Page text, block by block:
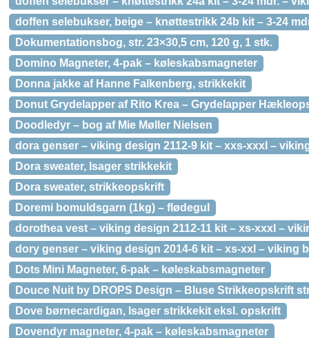
doffen selebukser, beige – knøttestrikk 24b kit – 3-24
Dokumentationsbog, str. 23×30,5 cm, 120 g, 1 stk.
Domino Magneter, 4-pak – køleskabsmagneter
Donna jakke af Hanne Falkenberg, strikkekit
Donut Grydelapper af Rito Krea – Grydelapper
Doodledyr – bog af Mie Møller Nielsen
dora genser – viking design 2112-9 kit – xxs-xxxl –
Dora sweater, Isager strikkekit
Dora sweater, strikkeopskrift
Doremi bomuldsgarn (1kg) – flødegul
dorothea vest – viking design 2112-11 kit – xs-xxxl –
dory genser – viking design 2014-6 kit – xs-xxl – viking
Dots Mini Magneter, 6-pak – køleskabsmagneter
Douce Nuit by DROPS Design – Bluse Strikkeopskrift
Dove børnecardigan, Isager strikkekit eksl. opskrift
Dovendyr magneter, 4-pak – køleskabsmagneter